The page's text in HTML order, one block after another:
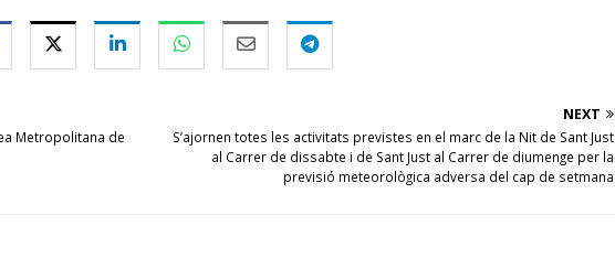
Metropolitana de
NEXT
S’ajornen totes les activitats previstes en el marc de la Nit de Sant Just
al Carrer de dissabte i de Sant Just al Carrer de diumenge per la
previsió meteorològica adversa del cap de setmana